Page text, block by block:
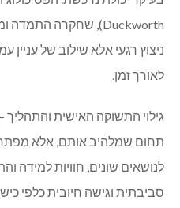
Duckworth), שחקרה התמדה
ניצוץ רגעי אלא שילוב של
לאורך זמן.
גילוי התשוקה האישית
תחום שמלהיב אותם, אלא
לנושאים שונים, חוויות למידה
סביבתית וגישה חיובית כלפי